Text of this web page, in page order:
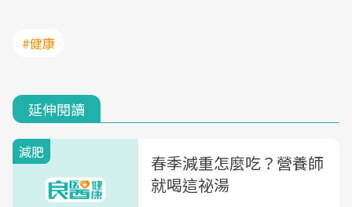
#健康
延伸閱讀
減肥
春季減重怎麼吃？營養師
就喝這祕湯